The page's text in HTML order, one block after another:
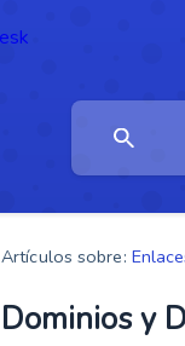
Artículos sobre:
Dominios y